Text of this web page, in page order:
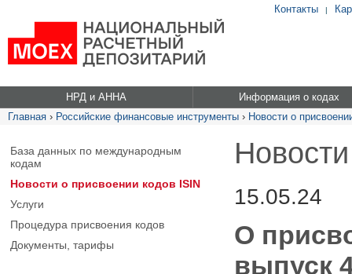
Контакты |
НРД и АННА
Информация о кодах
Главная › Российские финансовые инструменты › Новости о
База данных по международным
кодам
Новости о присвоении кодов ISIN
Услуги
Процедура присвоения кодов
Документы, тарифы
15.05.24
О
выпуск